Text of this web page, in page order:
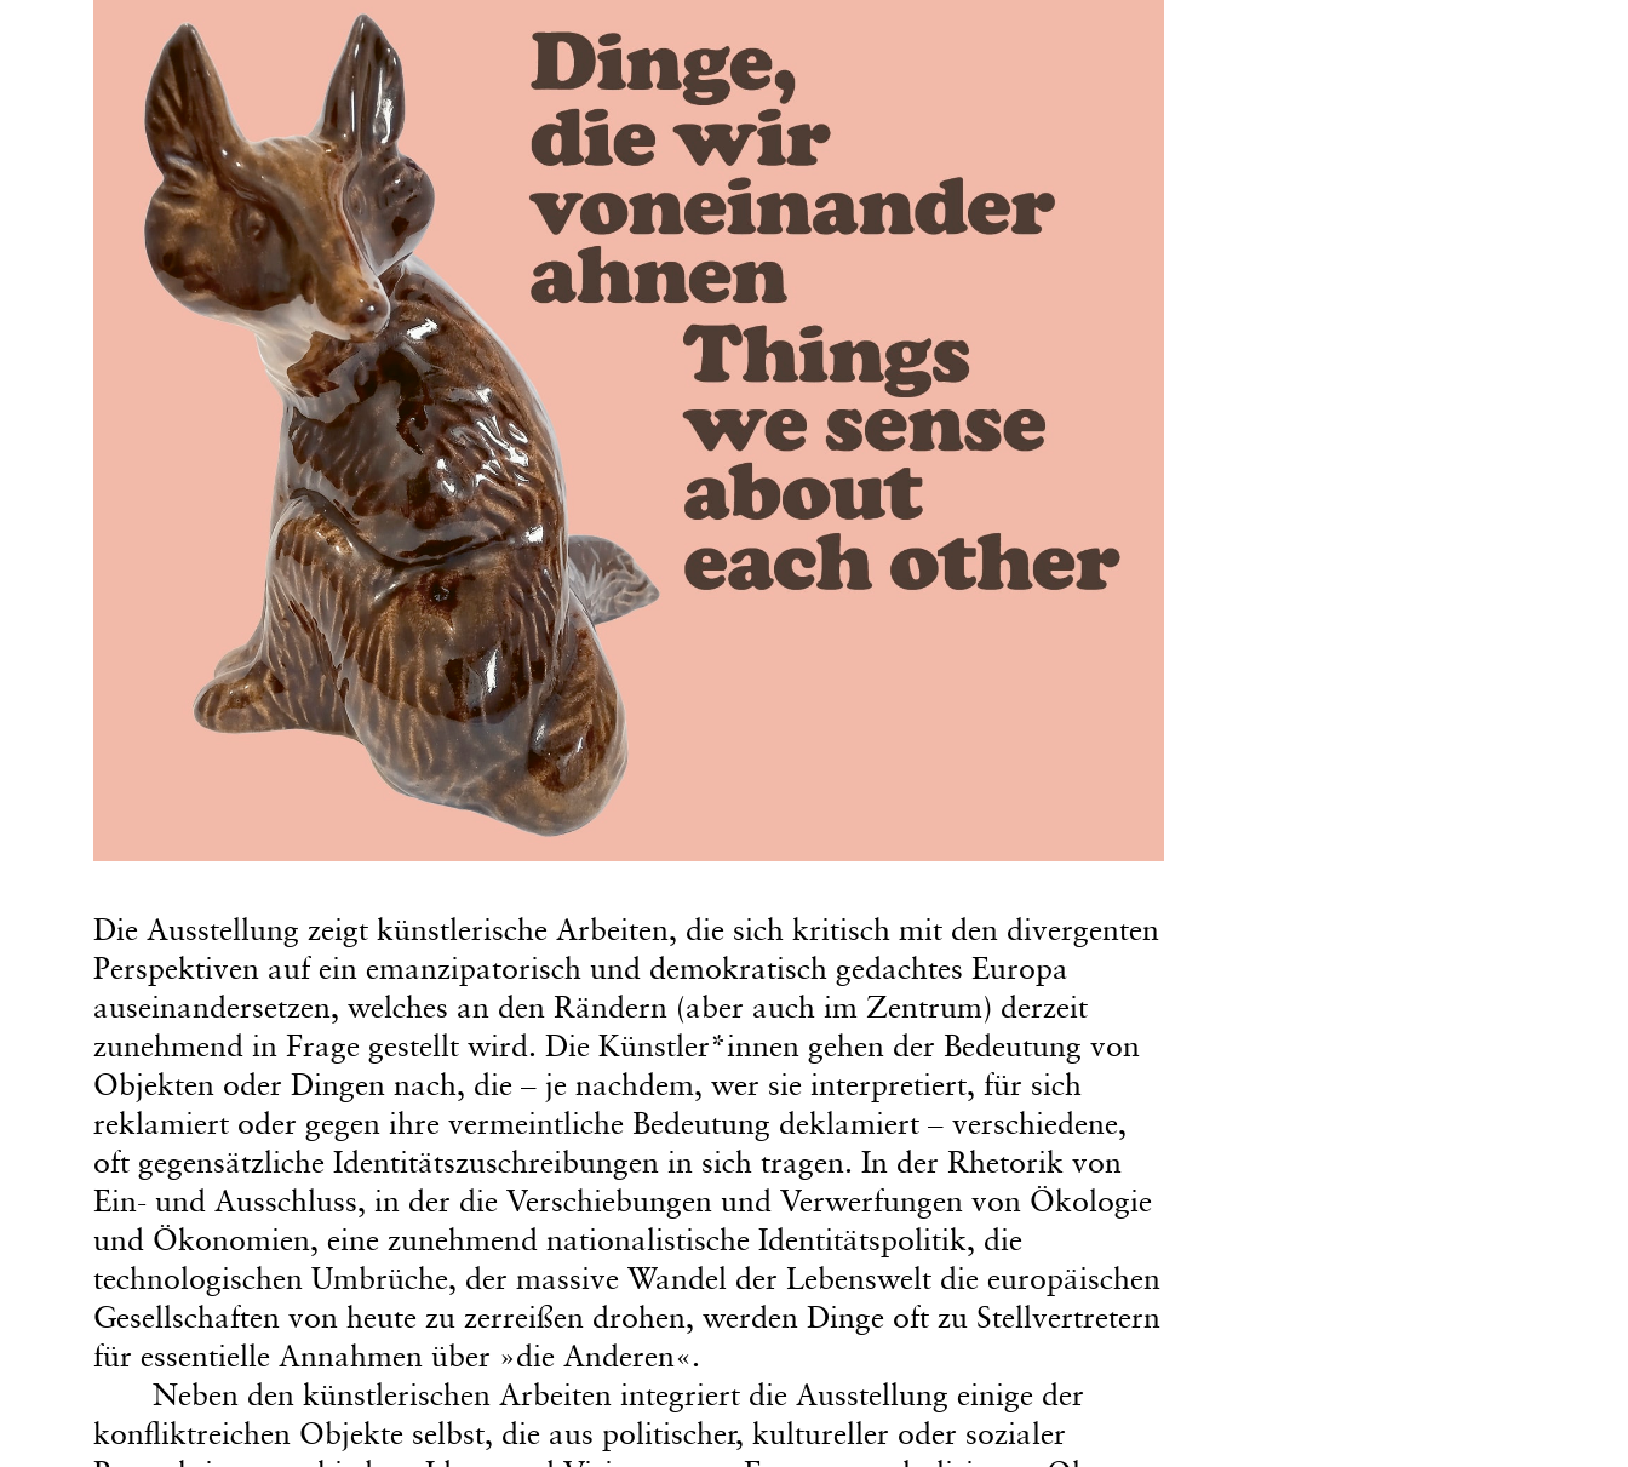
Die Ausstellung zeigt künstlerische Arbeiten, die sich kritisch mit den divergenten
Perspektiven auf ein emanzipatorisch und demokratisch gedachtes Europa
auseinandersetzen, welches an den Rändern (aber auch im Zentrum) derzeit
zunehmend in Frage gestellt wird. Die Künstler*innen gehen der Bedeutung von
Objekten oder Dingen nach, die – je nachdem, wer sie interpretiert, für sich
reklamiert oder gegen ihre vermeintliche Bedeutung deklamiert – verschiedene,
oft gegensätzliche Identitätszuschreibungen in sich tragen. In der Rhetorik von
Ein- und Ausschluss, in der die Verschiebungen und Verwerfungen von Ökologie
und Ökonomien, eine zunehmend nationalistische Identitätspolitik, die
technologischen Umbrüche, der massive Wandel der Lebenswelt die europäischen
Gesellschaften von heute zu zerreißen drohen, werden Dinge oft zu Stellvertretern
für essentielle Annahmen über »die Anderen«.
Neben den künstlerischen Arbeiten integriert die Ausstellung einige der
konfliktreichen Objekte selbst, die aus politischer, kultureller oder sozialer